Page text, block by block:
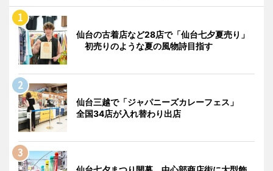
仙台の古着店など28店で「仙台七夕夏売り」
初売りのような夏の風物詩目指す
仙台三越で「ジャパニーズカレーフェス」
全国34店が入れ替わり出店